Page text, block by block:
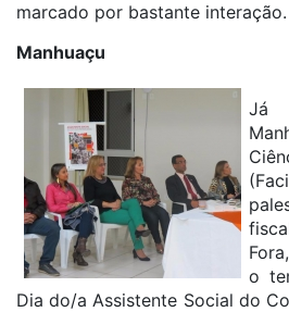
marcado por bastante interação.
Manhuaçu
Já
o
Dia do/a Assistente Social do